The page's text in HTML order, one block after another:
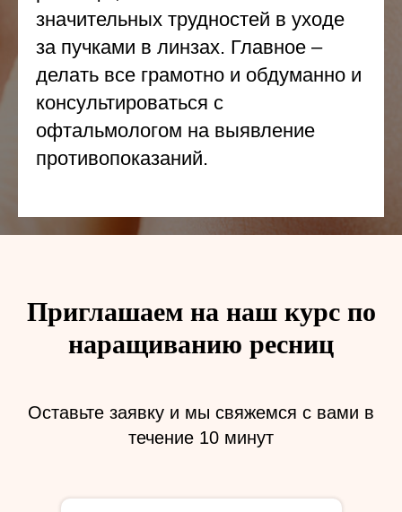
значительных трудностей в уходе
за пучками в линзах. Главное –
делать все грамотно и обдуманно и
консультироваться с
офтальмологом на выявление
противопоказаний.
Приглашаем на наш курс по
наращиванию ресниц
Оставьте заявку и мы свяжемся с вами в
течение 10 минут